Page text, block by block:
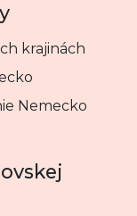
krajinách
Nemecko